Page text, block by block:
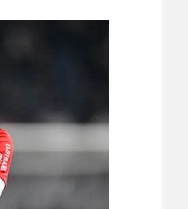
רשיון להקרנה פומבית לבית